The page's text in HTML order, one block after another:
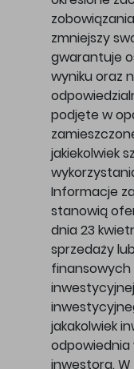
zmniejszy
gwarantuje
wyniku oraz
podjęte w
jakiekolwiek
Informacje
stanowią
dnia 23
sprzedaży
jakakolwiek
odpowiednia
inwestora.